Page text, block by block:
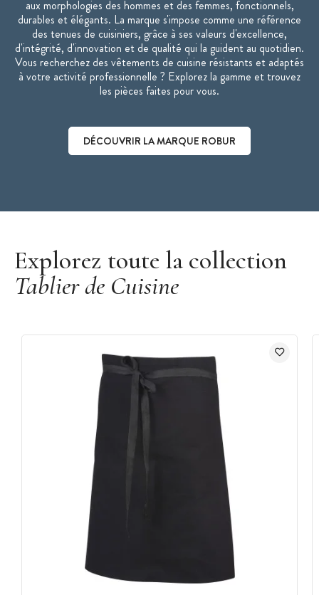
aux morphologies des hommes et des femmes, fonctionnels,
durables et élégants. La marque s'impose comme une référence
des tenues de cuisiniers, grâce à ses valeurs d'excellence,
d'intégrité, d'innovation et de qualité qui la guident au quotidien.
Vous recherchez des vêtements de cuisine résistants et adaptés
à votre activité professionnelle ? Explorez la gamme et trouvez
les pièces faites pour vous.
DÉCOUVRIR LA MARQUE ROBUR
Explorez toute la collection
Tablier de Cuisine